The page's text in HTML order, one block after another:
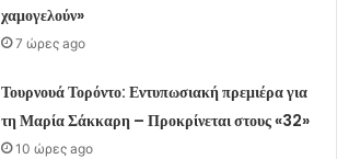
χαμογελούν»
7 ώρες ago
Τουρνουά Τορόντο: Εντυπωσιακή πρεμιέρα για
τη Μαρία Σάκκαρη – Προκρίνεται στους «32»
10 ώρες ago